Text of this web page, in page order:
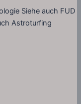
Siehe auch FUD
Astroturfing